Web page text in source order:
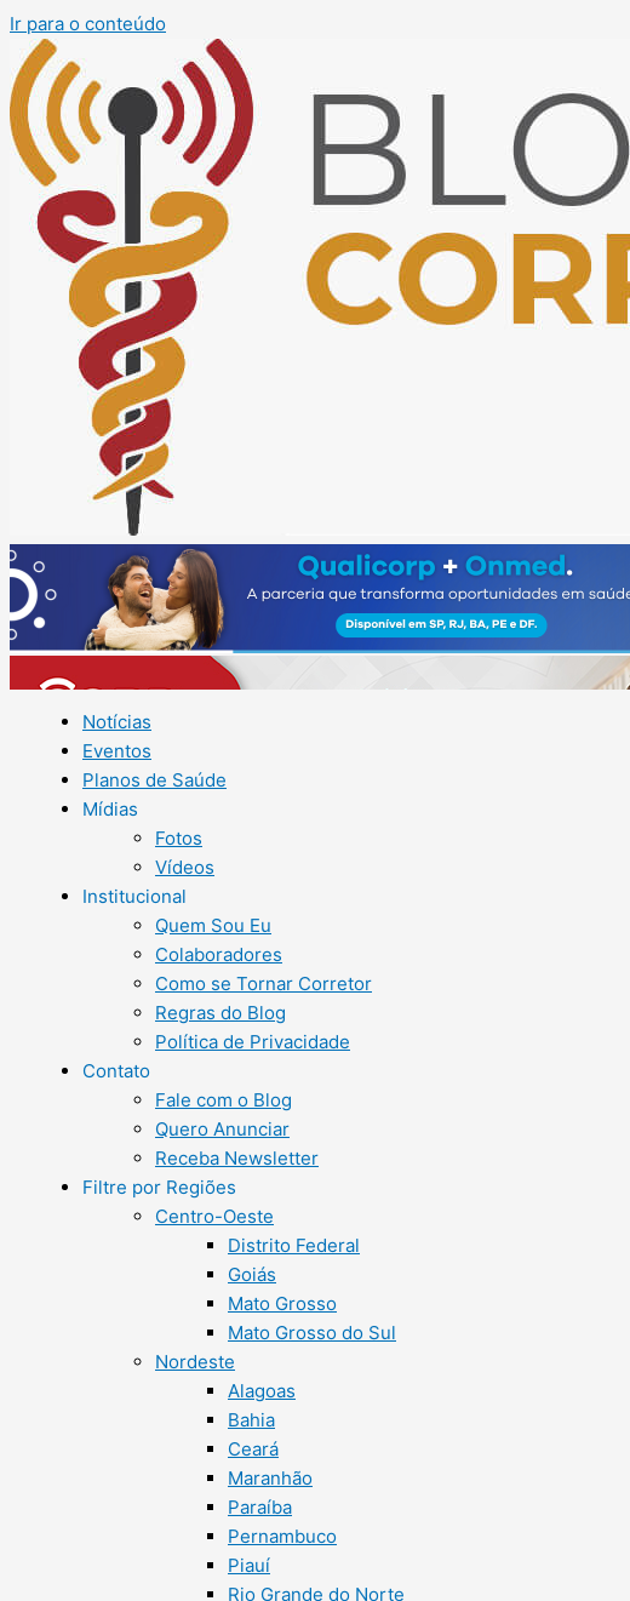
Ir para o conteúdo
Notícias
Eventos
Planos de Saúde
Mídias
Fotos
Vídeos
Institucional
Quem Sou Eu
Colaboradores
Como se Tornar Corretor
Regras do Blog
Política de Privacidade
Contato
Fale com o Blog
Quero Anunciar
Receba Newsletter
Filtre por Regiões
Centro-Oeste
Distrito Federal
Goiás
Mato Grosso
Mato Grosso do Sul
Nordeste
Alagoas
Bahia
Ceará
Maranhão
Paraíba
Pernambuco
Piauí
Rio Grande do Norte